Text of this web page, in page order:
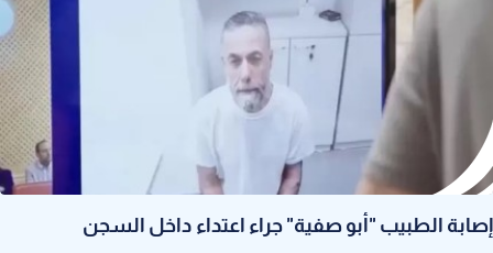
إصابة الطبيب "أبو صفية" جراء اعتداء داخل السجن